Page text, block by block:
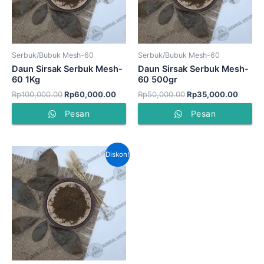
Serbuk/Bubuk Mesh-60
Daun Sirsak Serbuk Mesh-
60 1Kg
Rp100,000.00Rp60,000.00
Pesan
Serbuk/Bubuk Mesh-60
Daun Sirsak Serbuk Mesh-
60 500gr
Rp50,000.00Rp35,000.00
Pesan
Diskon!
Harga
aslinya
adalah:
Rp60,000.00.
Harga
saat
ini
adalah: